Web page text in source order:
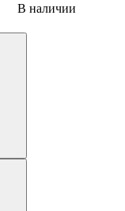
В наличии